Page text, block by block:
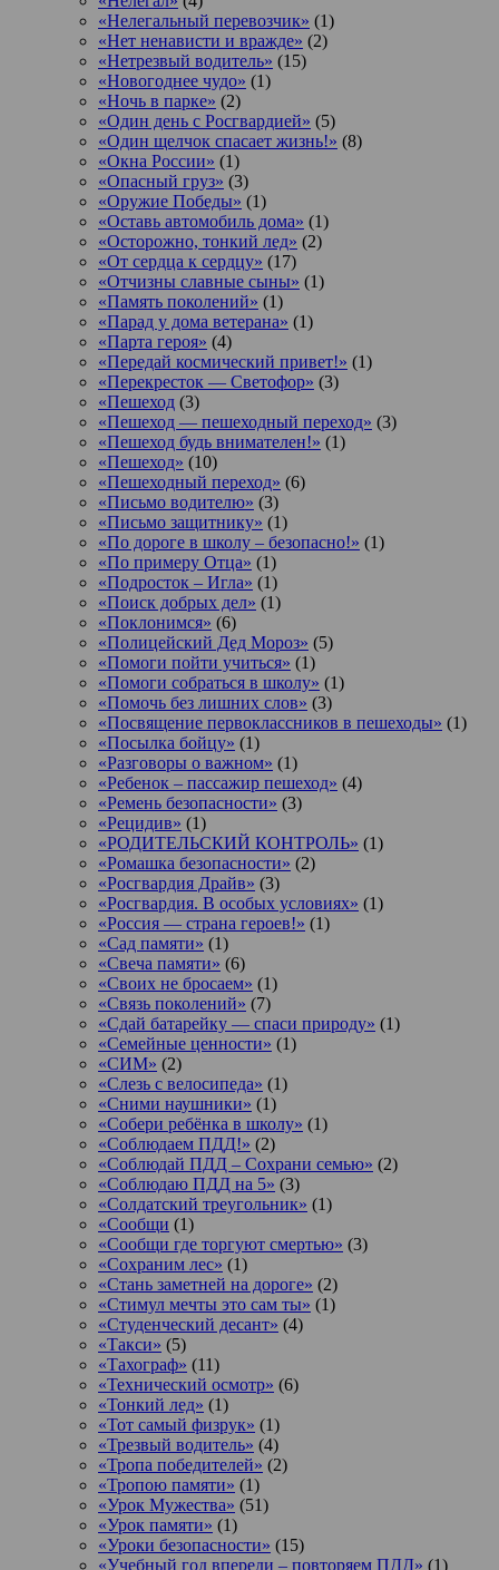
«Нелегальный перевозчик» (1)
«Нет ненависти и вражде» (2)
«Нетрезвый водитель» (15)
«Новогоднее чудо» (1)
«Ночь в парке» (2)
«Один день с Росгвардией» (5)
«Один щелчок спасает жизнь!» (8)
«Окна России» (1)
«Опасный груз» (3)
«Оружие Победы» (1)
«Оставь автомобиль дома» (1)
«Осторожно, тонкий лед» (2)
«От сердца к сердцу» (17)
«Отчизны славные сыны» (1)
«Память поколений» (1)
«Парад у дома ветерана» (1)
«Парта героя» (4)
«Передай космический привет!» (1)
«Перекресток — Светофор» (3)
«Пешеход (3)
«Пешеход — пешеходный переход» (3)
«Пешеход будь внимателен!» (1)
«Пешеход» (10)
«Пешеходный переход» (6)
«Письмо водителю» (3)
«Письмо защитнику» (1)
«По дороге в школу – безопасно!» (1)
«По примеру Отца» (1)
«Подросток ‒ Игла» (1)
«Поиск добрых дел» (1)
«Поклонимся» (6)
«Полицейский Дед Мороз» (5)
«Помоги пойти учиться» (1)
«Помоги собраться в школу» (1)
«Помочь без лишних слов» (3)
«Посвящение первоклассников в пешеходы» (1)
«Посылка бойцу» (1)
«Разговоры о важном» (1)
«Ребенок – пассажир пешеход» (4)
«Ремень безопасности» (3)
«Рецидив» (1)
«РОДИТЕЛЬСКИЙ КОНТРОЛЬ» (1)
«Ромашка безопасности» (2)
«Росгвардия Драйв» (3)
«Росгвардия. В особых условиях» (1)
«Россия — страна героев!» (1)
«Сад памяти» (1)
«Свеча памяти» (6)
«Своих не бросаем» (1)
«Связь поколений» (7)
«Сдай батарейку — спаси природу» (1)
«Семейные ценности» (1)
«СИМ» (2)
«Слезь с велосипеда» (1)
«Сними наушники» (1)
«Собери ребёнка в школу» (1)
«Соблюдаем ПДД!» (2)
«Соблюдай ПДД – Сохрани семью» (2)
«Соблюдаю ПДД на 5» (3)
«Солдатский треугольник» (1)
«Сообщи (1)
«Сообщи где торгуют смертью» (3)
«Сохраним лес» (1)
«Стань заметней на дороге» (2)
«Стимул мечты это сам ты» (1)
«Студенческий десант» (4)
«Такси» (5)
«Тахограф» (11)
«Технический осмотр» (6)
«Тонкий лед» (1)
«Тот самый физрук» (1)
«Трезвый водитель» (4)
«Тропа победителей» (2)
«Тропою памяти» (1)
«Урок Мужества» (51)
«Урок памяти» (1)
«Уроки безопасности» (15)
«Учебный год впереди – повторяем ПДД» (1)